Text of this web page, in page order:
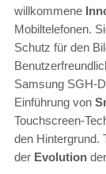
willkommene
Mobiltelefonen.
Schutz für den
Samsung SGH-
Einführung von
Touchscreen-
den Hintergrund.
der Evolution